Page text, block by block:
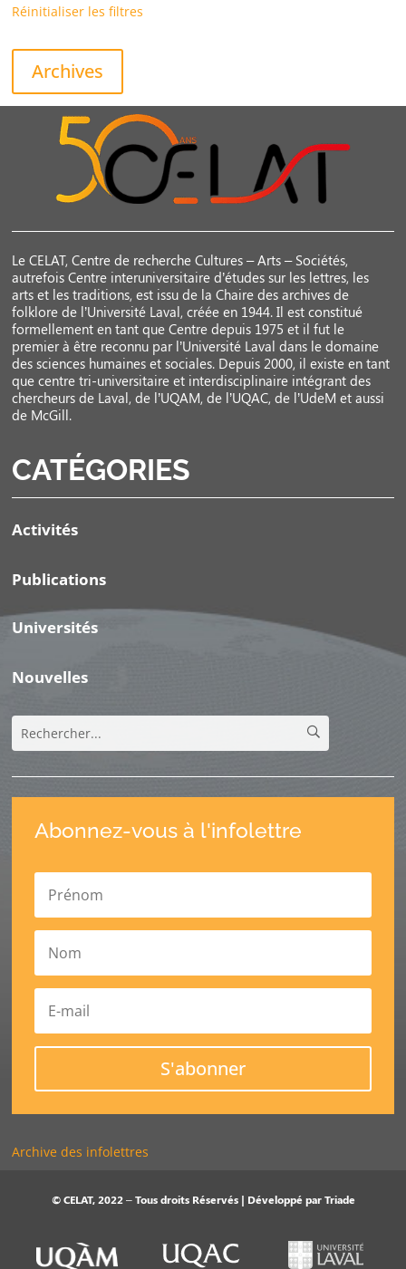
Réinitialiser les filtres
Archives
Le CELAT, Centre de recherche Cultures – Arts – Sociétés,
autrefois Centre interuniversitaire d’études sur les lettres, les
arts et les traditions, est issu de la Chaire des archives de
folklore de l’Université Laval, créée en 1944. Il est constitué
formellement en tant que Centre depuis 1975 et il fut le
premier à être reconnu par l’Université Laval dans le domaine
des sciences humaines et sociales. Depuis 2000, il existe en tant
que centre tri-universitaire et interdisciplinaire intégrant des
chercheurs de Laval, de l’UQAM, de l’UQAC, de l’UdeM et aussi
de McGill.
CATÉGORIES
Activités
Publications
Universités
Nouvelles
Abonnez-vous à l'infolettre
S'abonner
Archive des infolettres
© CELAT, 2022 – Tous droits Réservés | Développé parTriade